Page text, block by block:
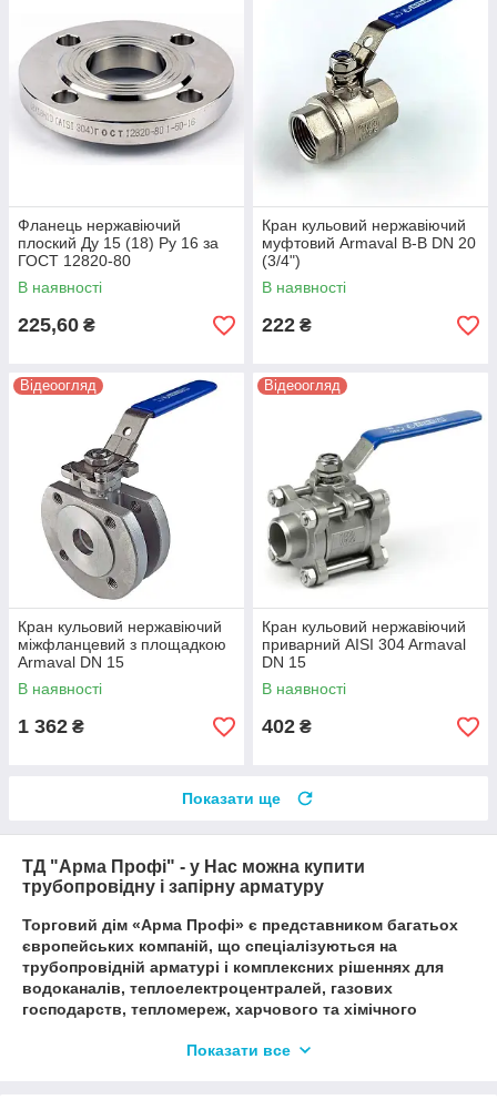
Фланець нержавіючий
плоский Ду 15 (18) Ру 16 за
ГОСТ 12820-80
В наявності
225,60 ₴
Кран кульовий нержавіючий
муфтовий Armaval В-В DN 20
(3/4")
В наявності
222 ₴
Відеоогляд
Кран кульовий нержавіючий
міжфланцевий з площадкою
Armaval DN 15
В наявності
1 362 ₴
Відеоогляд
Кран кульовий нержавіючий
приварний AISI 304 Armaval
DN 15
В наявності
402 ₴
Показати ще
ТД "Арма Профі" - у Нас можна купити
трубопровідну і запірну арматуру
Торговий дім «Арма Профі» є представником багатьох
європейських компаній, що спеціалізуються на
трубопровідній арматурі і комплексних рішеннях для
водоканалів, теплоелектроцентралей, газових
господарств, тепломереж, харчового та хімічного
Наша компанія спеціалізується на поставках таких виробів, як
Показати все